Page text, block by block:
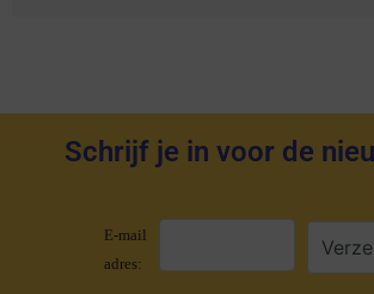
Schrijf je in voor de
E-mail
adres: